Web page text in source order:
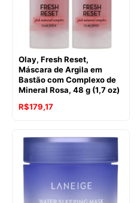
Olay, Fresh Reset,
Máscara de Argila em
Bastão com Complexo de
Mineral Rosa, 48 g (1,7 oz)
R$179,17